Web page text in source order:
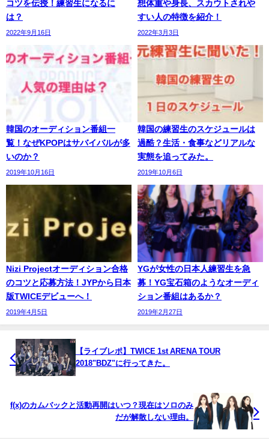
コツを伝授！練習生になるに
は？
2022年9月16日
想体重や身長、スカウトされや
すい人の特徴を紹介！
2022年3月3日
韓国のオーディション番組一
覧！なぜKPOPはサバイバルが多
いのか？
2019年10月16日
韓国の練習生のスケジュールは
過酷？生活・食事などリアルな
実態を追ってみた。
2019年10月6日
Nizi Projectオーディション合格
のコツと応募方法！JYPから日本
版TWICEデビューへ！
2019年4月5日
YGが女性の日本人練習生を急
募！YG宝石箱のようなオーディ
ション番組はあるか？
2019年2月27日
【ライブレポ】TWICE 1st ARENA TOUR
2018"BDZ"に行ってきた。
f(x)のカムバックと活動再開はいつ？現在はソロのみ
だが解散しない理由。